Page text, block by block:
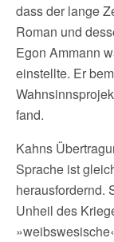
dass der lange
Roman und
Egon Ammann
einstellte. Er
fand.
Kahns
Sprache ist
herausfordernd.
Unheil des